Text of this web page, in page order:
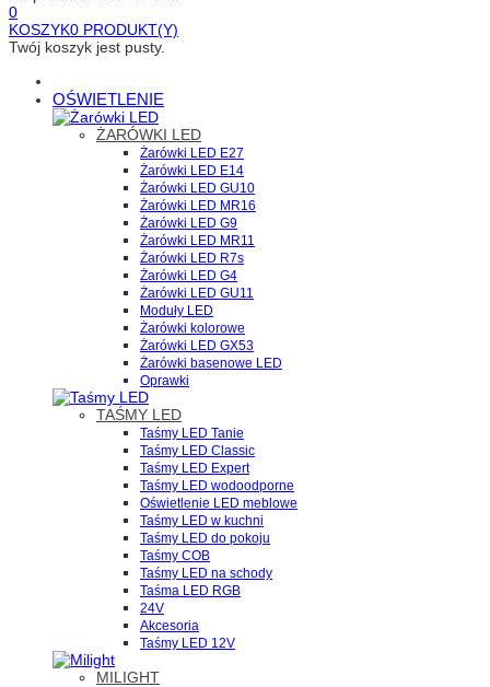
0
KOSZYK0 PRODUKT(Y)
Twój koszyk jest pusty.
OŚWIETLENIE
ŻARÓWKI LED
Żarówki LED E27
Żarówki LED E14
Żarówki LED GU10
Żarówki LED MR16
Żarówki LED G9
Żarówki LED MR11
Żarówki LED R7s
Żarówki LED G4
Żarówki LED GU11
Moduły LED
Żarówki kolorowe
Żarówki LED GX53
Żarówki basenowe LED
Oprawki
TAŚMY LED
Taśmy LED Tanie
Taśmy LED Classic
Taśmy LED Expert
Taśmy LED wodoodporne
Oświetlenie LED meblowe
Taśmy LED w kuchni
Taśmy LED do pokoju
Taśmy COB
Taśmy LED na schody
Taśma LED RGB
24V
Akcesoria
Taśmy LED 12V
MILIGHT